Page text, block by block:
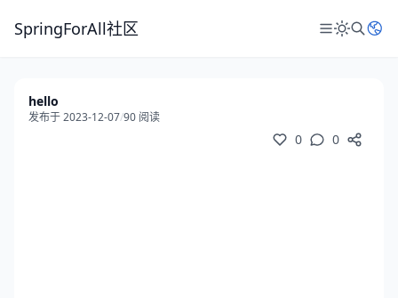
SpringForAll社区
hello
发布于 2023-12-07/90 阅读
0 0